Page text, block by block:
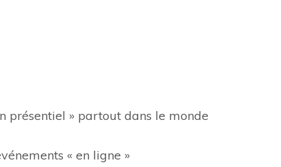
présentiel » partout dans le monde
« en ligne »